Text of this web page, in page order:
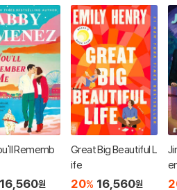
Rememb
16,560원
Great Big Beautiful L
ife
20% 16,560원